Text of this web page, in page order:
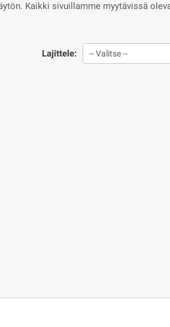
Kaikki sivuillamme myytävissä
Lajittele: -- Valitse --